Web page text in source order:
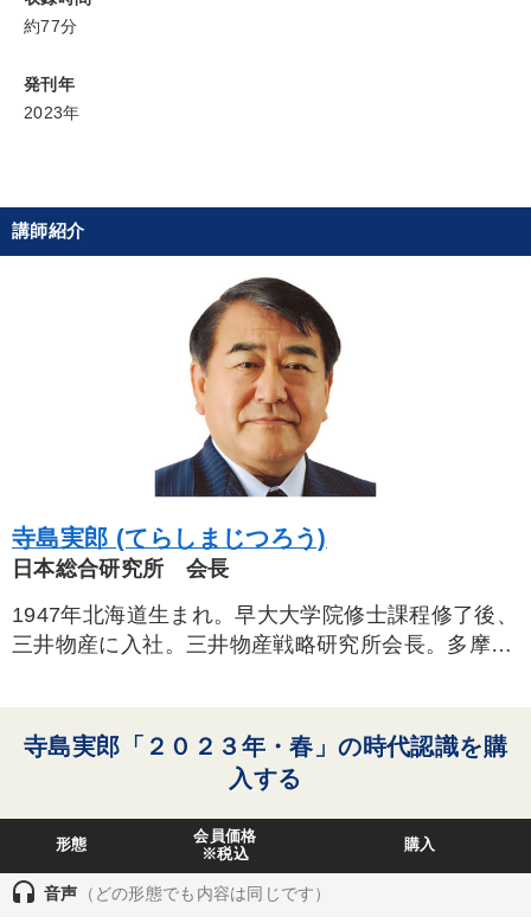
約77分
発刊年
2023年
講師紹介
寺島実郎 (てらしまじつろう)
日本総合研究所 会長
1947年北海道生まれ。早大大学院修士課程修了後、
三井物産に入社。三井物産戦略研究所会長。多摩大
座長等の要職を多数歴任。著「新経済主義宣言」
で、第15回石橋湛山賞を受賞。
寺島実郎「２０２３年・春」の時代認識を購
入する
形態
会員価格
※税込
購入
headset 音声 （どの形態でも内容は同じです）